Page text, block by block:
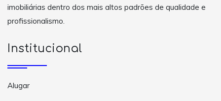
imobiliárias dentro dos mais altos padrões de qualidade e
profissionalismo.
Institucional
Alugar